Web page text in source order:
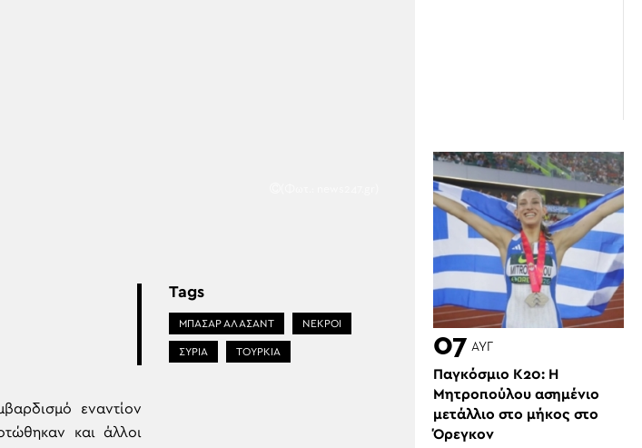
εναντίον
και άλλοι
Tags
ΜΠΑΣΑΡ ΑΛ ΑΣΑΝΤ ΝΕΚΡΟΙ
ΣΥΡΙΑ ΤΟΥΡΚΙΑ 07 ΑΥΓ
Παγκόσμιο Κ20: Η
Μητροπούλου ασημένιο
μετάλλιο στο μήκος στο
Όρεγκον